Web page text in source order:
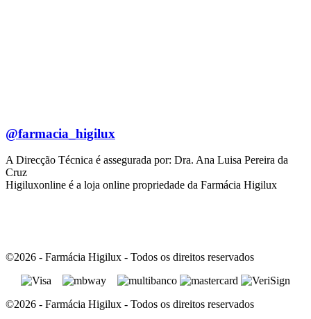
@farmacia_higilux
A Direcção Técnica é assegurada por: Dra. Ana Luisa Pereira da
Cruz
Higiluxonline é a loja online propriedade da Farmácia Higilux
©2026 - Farmácia Higilux - Todos os direitos reservados
©2026 - Farmácia Higilux - Todos os direitos reservados